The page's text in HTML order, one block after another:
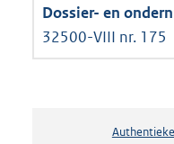
32500-VIII nr. 175